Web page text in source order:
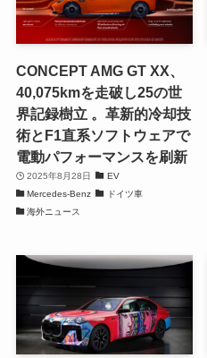
CONCEPT AMG GT XX、
40,075kmを走破し25の世
界記録樹立 。革新的冷却技
術とF1直系ソフトウェアで
電動パフォーマンスを刷新
2025年8月28日
EV
Mercedes-Benz
ドイツ車
海外ニュース